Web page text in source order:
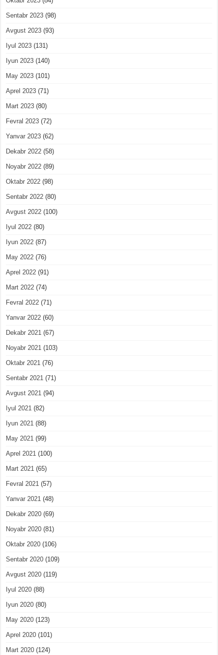
Sentabr 2023 (98)
Avgust 2023 (93)
Iyul 2023 (131)
Iyun 2023 (140)
May 2023 (101)
Aprel 2023 (71)
Mart 2023 (80)
Fevral 2023 (72)
Yanvar 2023 (62)
Dekabr 2022 (58)
Noyabr 2022 (89)
Oktabr 2022 (98)
Sentabr 2022 (80)
Avgust 2022 (100)
Iyul 2022 (80)
Iyun 2022 (87)
May 2022 (76)
Aprel 2022 (91)
Mart 2022 (74)
Fevral 2022 (71)
Yanvar 2022 (60)
Dekabr 2021 (67)
Noyabr 2021 (103)
Oktabr 2021 (76)
Sentabr 2021 (71)
Avgust 2021 (94)
Iyul 2021 (82)
Iyun 2021 (88)
May 2021 (99)
Aprel 2021 (100)
Mart 2021 (65)
Fevral 2021 (57)
Yanvar 2021 (48)
Dekabr 2020 (69)
Noyabr 2020 (81)
Oktabr 2020 (106)
Sentabr 2020 (109)
Avgust 2020 (119)
Iyul 2020 (88)
Iyun 2020 (80)
May 2020 (123)
Aprel 2020 (101)
Mart 2020 (124)